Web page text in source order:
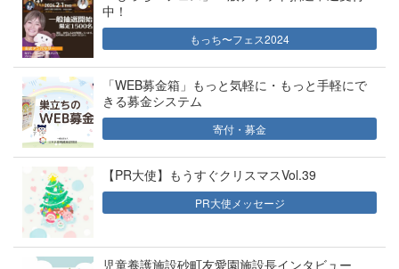
中！
もっち〜フェス2024
「WEB募金箱」もっと気軽に・もっと手軽にで
きる募金システム
寄付・募金
【PR大使】もうすぐクリスマスVol.39
PR大使メッセージ
児童養護施設砂町友愛園施設長インタビュー